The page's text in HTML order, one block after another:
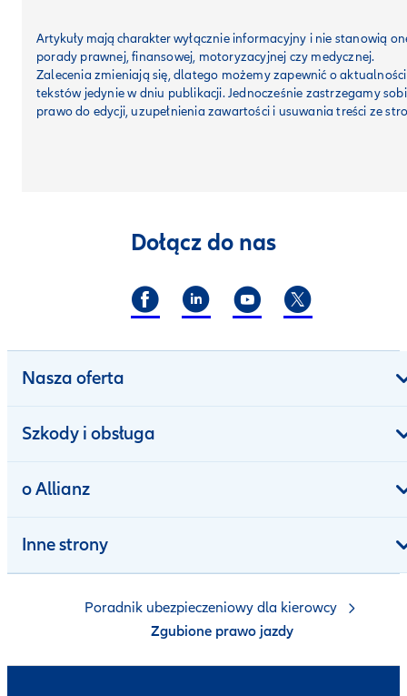
Artykuły mają charakterwyłącznie informacyjny i nie stanowią
porady prawnej, finansowej, motoryzacyjnej czy medycznej.
Zalecenia zmieniają się, dlatego możemy zapewnić o aktualności
tekstów jedynie w dniu publikacji. Jednocześnie zastrzegamy
prawo do edycji, uzupełnienia zawartości i usuwania treści ze
Dołącz do nas
Nasza oferta
Szkody i obsługa
o Allianz
Inne strony
Poradnik ubezpieczeniowy dla kierowcy
Zgubione prawo jazdy